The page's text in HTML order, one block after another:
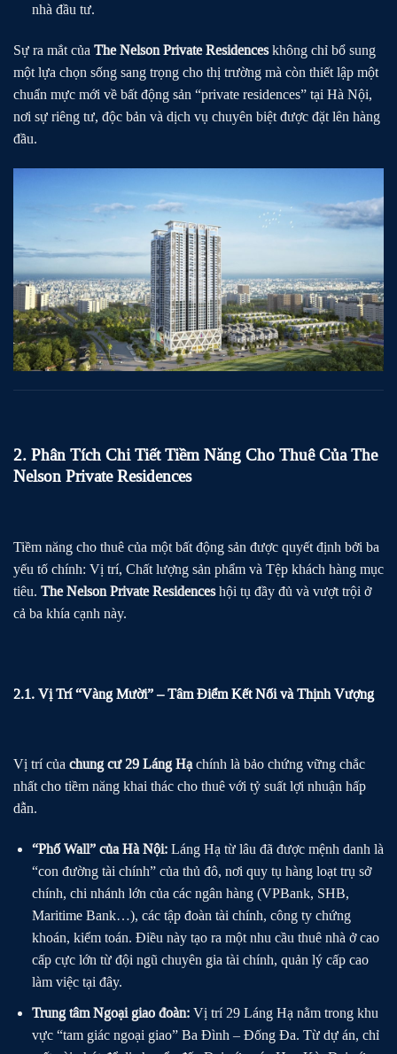
nhà đầu tư.
Sự ra mắt của The Nelson Private Residenceskhông chỉ bổ sung
một lựa chọn sống sang trọng cho thị trường mà còn thiết lập một
chuẩn mực mới về bất động sản “private residences” tại Hà Nội,
nơi sự riêng tư, độc bản và dịch vụ chuyên biệt được đặt lên hàng
đầu.
2. Phân Tích Chi Tiết Tiềm Năng Cho Thuê Của The
Nelson Private Residences
Tiềm năng cho thuê của một bất động sản được quyết định bởi ba
yếu tố chính: Vị trí, Chất lượng sản phẩm và Tệp khách hàng mục
tiêu. The Nelson Private Residenceshội tụ đầy đủ và vượt trội ở
cả ba khía cạnh này.
2.1. Vị Trí “Vàng Mười” – Tâm Điểm Kết Nối và Thịnh Vượng
Vị trí của chung cư 29 Láng Hạ chính là bảo chứng vững chắc
nhất cho tiềm năng khai thác cho thuê với tỷ suất lợi nhuận hấp
dẫn.
“Phố Wall” của Hà Nội:Láng Hạ từ lâu đã được mệnh danh là
“con đường tài chính” của thủ đô, nơi quy tụ hàng loạt trụ sở
chính, chi nhánh lớn của các ngân hàng (VPBank, SHB,
Maritime Bank…), các tập đoàn tài chính, công ty chứng
khoán, kiểm toán. Điều này tạo ra một nhu cầu thuê nhà ở cao
cấp cực lớn từ đội ngũ chuyên gia tài chính, quản lý cấp cao
làm việc tại đây.
Trung tâm Ngoại giao đoàn:Vị trí 29 Láng Hạ nằm trong khu
vực “tam giác ngoại giao” Ba Đình – Đống Đa. Từ dự án, chỉ